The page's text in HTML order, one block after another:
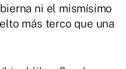
ni el mismísimo
más terco que una